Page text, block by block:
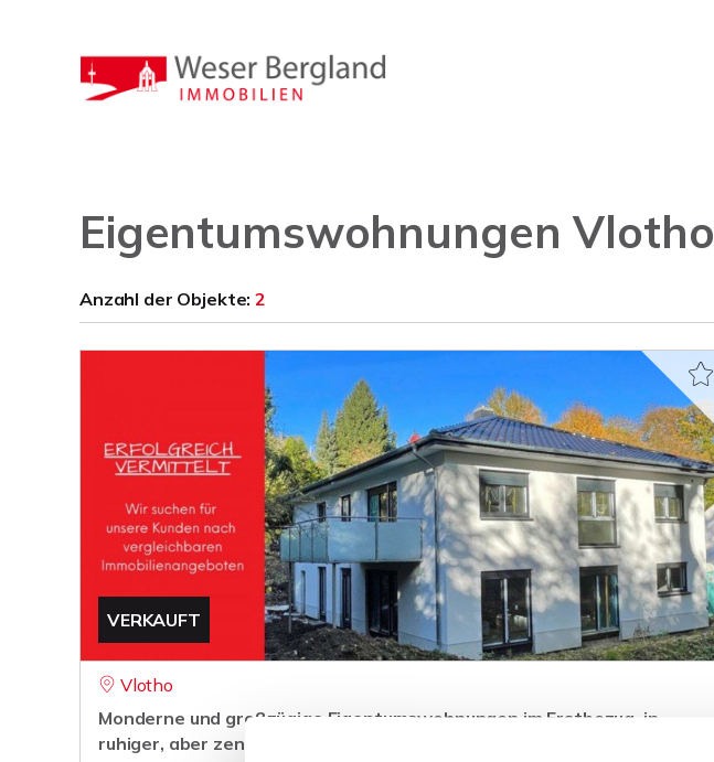
Eigentumswohnungen Vlotho
Anzahl der Objekte:2
VERKAUFT
Vlotho
Monderne und großzügige Eigentumswohnungen im Erstbezug, in
ruhiger, aber zentraler Lage!